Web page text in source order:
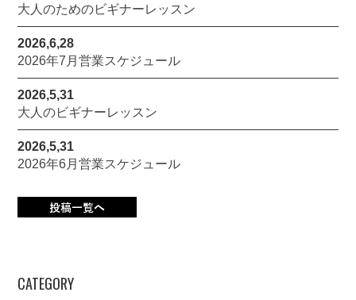
大人のためのビギナーレッスン
2026,6,28
2026年7月営業スケジュール
2026,5,31
大人のビギナーレッスン
2026,5,31
2026年6月営業スケジュール
CATEGORY